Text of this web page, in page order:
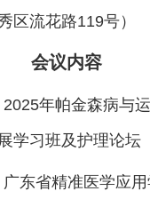
区流花路119号）
会议内容
2025年帕金森病与
学习班及护理论坛
广东省精准医学应